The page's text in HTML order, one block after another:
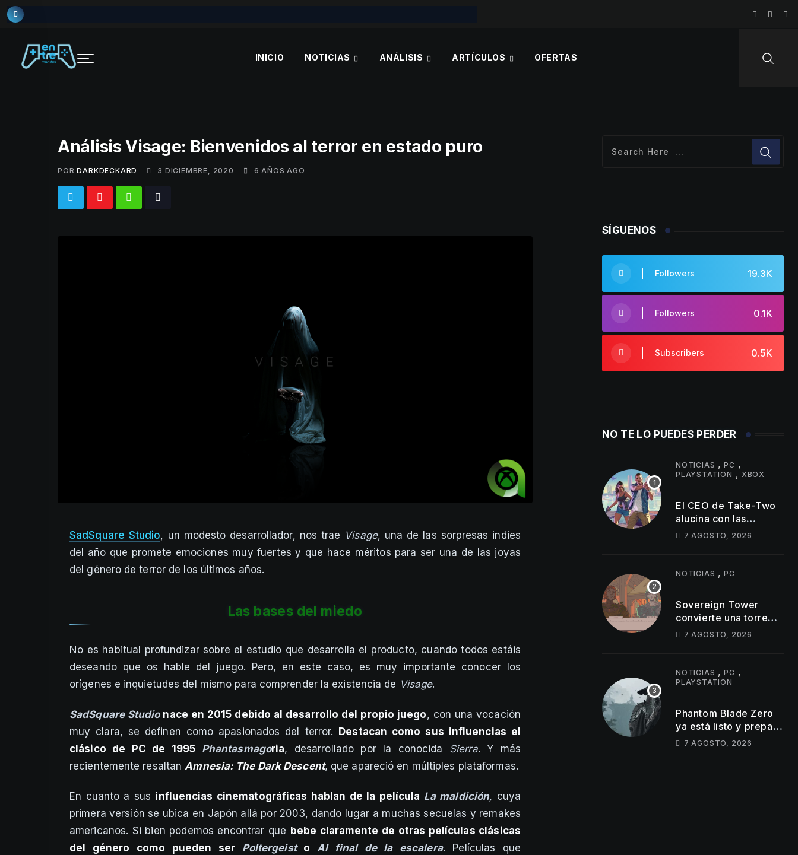
Skip
to
INICIO NOTICIAS ANÁLISIS ARTÍCULOS OFERTAS
Análisis Visage: Bienvenidos al terror en estado puro
POR DARKDECKARD 3 DICIEMBRE, 2020 6 AÑOS AGO
WhatsappTiktok
SadSquare Studio, un modesto desarrollador, nos trae Visage, una de las sorpresas indies
del año que promete emociones muy fuertes y que hace méritos para ser una de las joyas
del género de terror de los últimos años.
Las bases del miedo
No es habitual profundizar sobre el estudio que desarrolla el producto, cuando todos estáis
deseando que os hable del juego. Pero, en este caso, es muy importante conocer los
orígenes e inquietudes del mismo para comprender la existencia de Visage.
SadSquare Studionace en 2015 debido al desarrollo del propio juego, con una vocación
muy clara, se definen como apasionados del terror.
Destacan como sus influencias el
clásico de PC de 1995 Phantasmagoria, desarrollado por la conocida Sierra. Y más
recientemente resaltanAmnesia: The Dark Descent, que apareció en múltiples plataformas.
En cuanto a sus influencias cinematográficas hablan de la película La maldición, cuya
primera versión se ubica en Japón allá por 2003, dando lugar a muchas secuelas y remakes
americanos. Si bien podemos encontrar que bebe claramente de otras películas clásicas
del género como pueden ser Poltergeist o Al final de la escalera. Películas que
SÍGUENOS
19.3K
Followers
0.1K
Followers
0.5K
Subscribers
NO TE LO PUEDES PERDER
NOTICIAS ,PC ,
PLAYSTATION , XBOX
El CEO de Take-Two
alucina con las
reservas de GTA 6 y
7 AGOSTO, 2026
NOTICIAS ,PC
Sovereign Tower
convierte una torre
mágica en una mesa
7 AGOSTO, 2026
NOTICIAS ,PC ,
PLAYSTATION
Phantom Blade Zero
ya está listo y prepara
un gran anuncio con
7 AGOSTO, 2026